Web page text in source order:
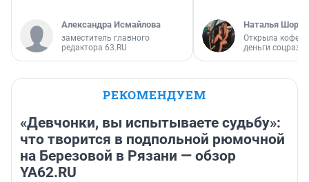
Александра Исмайлова
заместитель главного
редактора 63.RU
Наталья
Открыла
деньги
РЕКОМЕНДУЕМ
«Девчонки, вы испытываете судьбу»:
что творится в подпольной рюмочной
на Березовой в Рязани — обзор
YA62.RU